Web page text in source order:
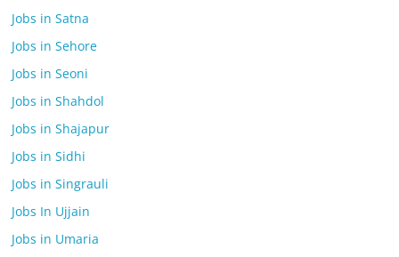
Jobs in Satna
Jobs in Sehore
Jobs in Seoni
Jobs in Shahdol
Jobs in Shajapur
Jobs in Sidhi
Jobs in Singrauli
Jobs In Ujjain
Jobs in Umaria